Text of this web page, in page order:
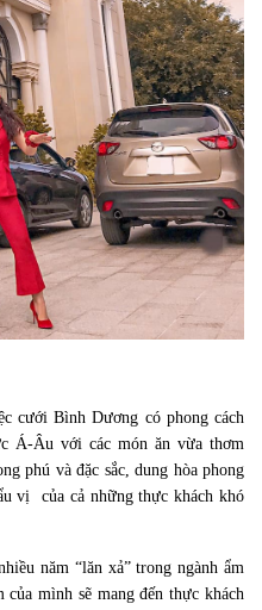
cưới Bình Dương có phong cách
Á-Âu với các món ăn vừa thơm
phú và đặc sắc, dung hòa phong
vị  của cả những thực khách khó
năm “lăn xả” trong ngành ẩm
mình sẽ mang đến thực khách